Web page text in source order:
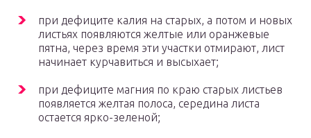
при дефиците калия на старых, а потом и новых
листьях появляются желтые или оранжевые
пятна, через время эти участки отмирают, лист
начинает курчавиться и высыхает;
при дефиците магния по краю старых листьев
появляется желтая полоса, середина листа
остается ярко-зеленой;